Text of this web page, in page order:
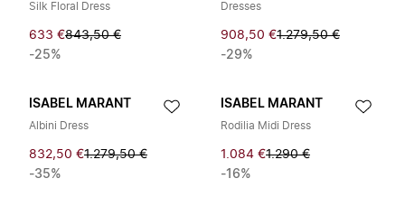
Silk Floral Dress
633 €843,50 €
-25%
Dresses
908,50 €1.279,50 €
-29%
ISABEL MARANT
Albini Dress
832,50 €1.279,50 €
-35%
ISABEL MARANT
Rodilia Midi Dress
1.084 €1.290 €
-16%